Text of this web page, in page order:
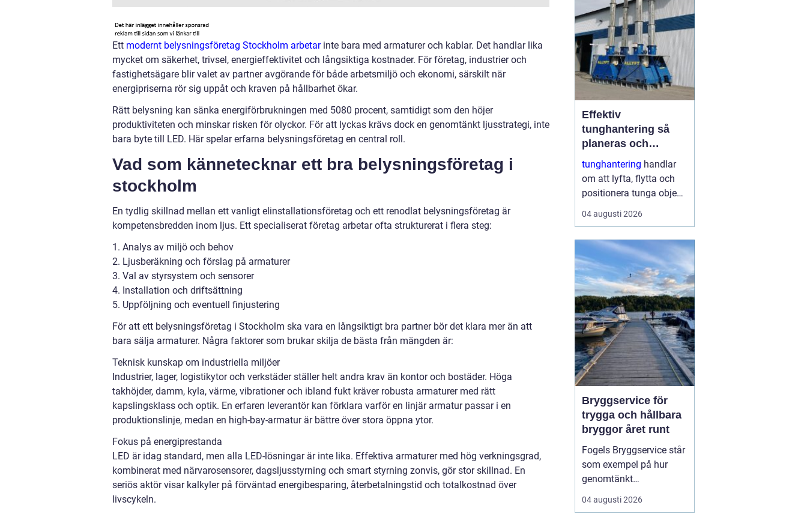
Ett modernt belysningsföretag Stockholm arbetarinte bara med armaturer och kablar. Det handlar lika
mycket om säkerhet, trivsel, energieffektivitet och långsiktiga kostnader. För företag, industrier och
fastighetsägare blir valet av partner avgörande för både arbetsmiljö och ekonomi, särskilt när
energipriserna rör sig uppåt och kraven på hållbarhet ökar.
Rätt belysning kan sänka energiförbrukningen med 5080 procent, samtidigt som den höjer
produktiviteten och minskar risken för olyckor. För att lyckas krävs dock en genomtänkt ljusstrategi, inte
bara byte till LED. Här spelar erfarna belysningsföretag en central roll.
Vad som kännetecknar ett bra belysningsföretag i
stockholm
En tydlig skillnad mellan ett vanligt elinstallationsföretag och ett renodlat belysningsföretag är
kompetensbredden inom ljus. Ett specialiserat företag arbetar ofta strukturerat i flera steg:
1. Analys av miljö och behov
2. Ljusberäkning och förslag på armaturer
3. Val av styrsystem och sensorer
4. Installation och driftsättning
5. Uppföljning och eventuell finjustering
För att ett belysningsföretag i Stockholm ska vara en långsiktigt bra partner bör det klara mer än att
bara sälja armaturer. Några faktorer som brukar skilja de bästa från mängden är:
Teknisk kunskap om industriella miljöer
Industrier, lager, logistikytor och verkstäder ställer helt andra krav än kontor och bostäder. Höga
takhöjder, damm, kyla, värme, vibrationer och ibland fukt kräver robusta armaturer med rätt
kapslingsklass och optik. En erfaren leverantör kan förklara varför en linjär armatur passar i en
produktionslinje, medan en high-bay-armatur är bättre över stora öppna ytor.
Fokus på energiprestanda
LED är idag standard, men alla LED-lösningar är inte lika. Effektiva armaturer med hög verkningsgrad,
kombinerat med närvarosensorer, dagsljusstyrning och smart styrning zonvis, gör stor skillnad. En
seriös aktör visar kalkyler på förväntad energibesparing, återbetalningstid och totalkostnad över
livscykeln.
tas om hand på ett
miljöriktigt sätt? En
seriö...
Effektiv
tunghantering så
planeras och
genomförs säkra
lyft
tunghantering handlar
om att lyfta, flytta och
positionera tunga objekt
som maskiner, hus, broar
och stora
Arbetet kräver noggrann
planering,
specialutrustning och ett
stort fokus på
säkerhet....
04 augusti 2026
Bryggservice för
trygga och hållbara
bryggor året runt
Fogels Bryggservice står
som exempel på hur
genomtänkt
bryggservice kan
förvandla en brygga från
04 augusti 2026